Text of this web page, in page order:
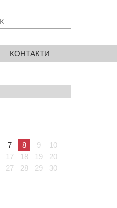
КОНТАКТИ
7 8 9
10
17 18 19
20
27 28 29
30